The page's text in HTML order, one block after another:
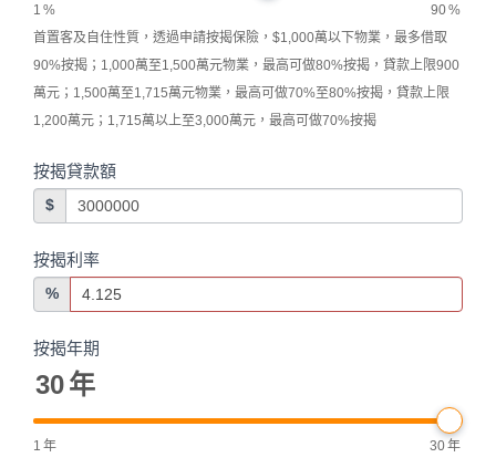
1 % 90%
首置客及自住性質，透過申請按揭保險，$1,000萬以下物業，最多借取
90%按揭；1,000萬至1,500萬元物業，最高可做80%按揭，貸款上限900
萬元；1,500萬至1,715萬元物業，最高可做70%至80%按揭，貸款上限
1,200萬元；1,715萬以上至3,000萬元，最高可做70%按揭
按揭貸款額
$
按揭利率
%
按揭年期
30年
1 年 30年